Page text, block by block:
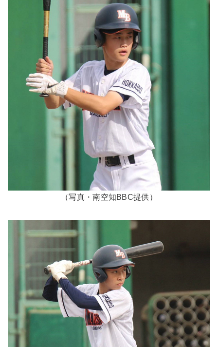
（写真・南空知BBC提供）